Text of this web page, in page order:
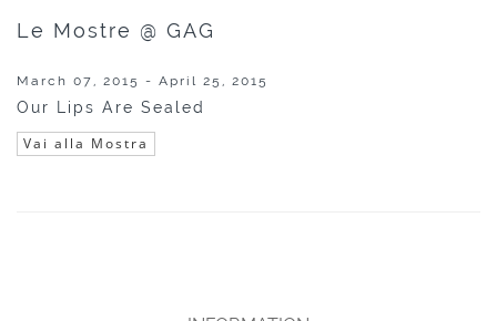
Le Mostre @ GAG
March 07, 2015 - April 25, 2015
Our Lips Are Sealed
Vai alla Mostra